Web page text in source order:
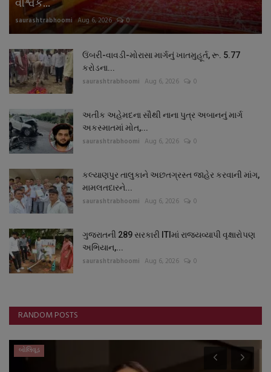
વૈશ્વિક...
saurashtrabhoomi Aug 6, 2026 0
ઉંબરી-વાવડી-મોરાસા માર્ગનું ખાતમુહૂર્ત, રૂ. 5.77
કરોડના...
saurashtrabhoomi Aug 6, 2026 0
અતીક અહેમદના સૌથી નાના પુત્ર અબાનનું માર્ગ
અકસ્માતમાં મોત,...
saurashtrabhoomi Aug 6, 2026 0
કલ્યાણપુર તાલુકાને અછતગ્રસ્ત જાહેર કરવાની માંગ,
મામલતદારને...
saurashtrabhoomi Aug 6, 2026 0
ગુજરાતની 289 સરકારી ITIમાં રાજ્યવ્યાપી વૃક્ષારોપણ
અભિયાન,...
saurashtrabhoomi Aug 6, 2026 0
RANDOM POSTS
બોલિવૂડ